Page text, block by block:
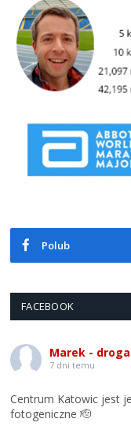
Polub
FACEBOOK
Marek -
7 dni temu
Centrum Katowic jest
fotogeniczne 🫡